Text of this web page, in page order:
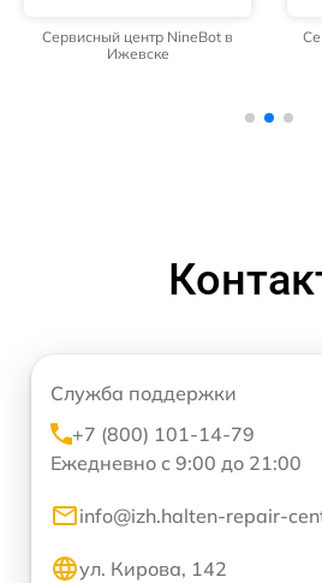
Сервисный центр NineBot в
Ижевске
Служба поддержки
+7 (800) 101-14-79
Ежедневно с 9:00 до 21:00
info@izh.halten-repair-
ул. Кирова, 142